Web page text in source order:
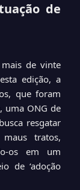
de
mais de vinte
edição, a
que foram
uma ONG de
resgatar
tratos,
os em um
de ‘adoção